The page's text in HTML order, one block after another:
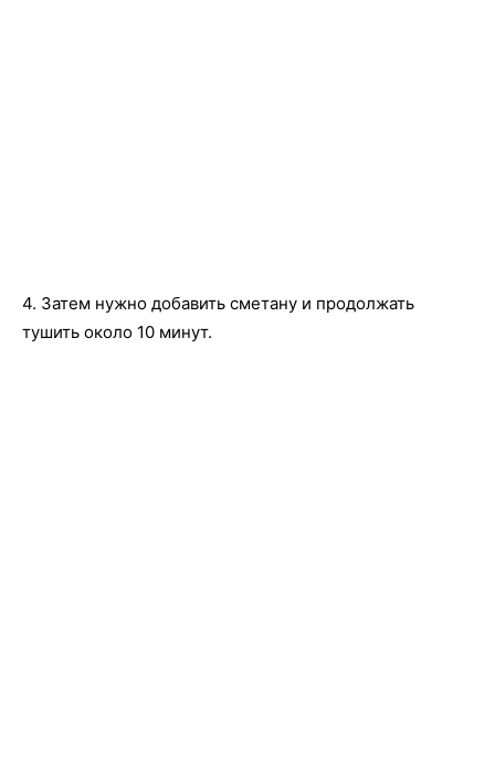
4. Затем нужно добавить сметану и продолжать
тушить около 10 минут.